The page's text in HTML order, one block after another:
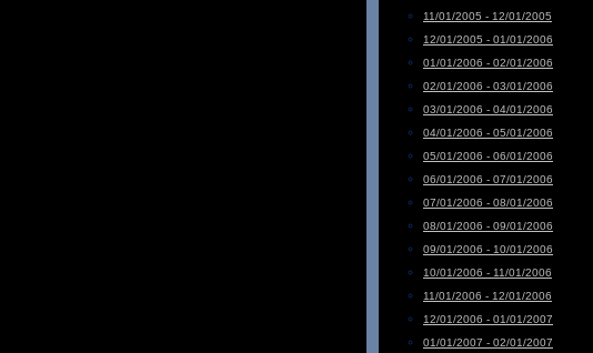
11/01/2005 - 12/01/2005
12/01/2005 - 01/01/2006
01/01/2006 - 02/01/2006
02/01/2006 - 03/01/2006
03/01/2006 - 04/01/2006
04/01/2006 - 05/01/2006
05/01/2006 - 06/01/2006
06/01/2006 - 07/01/2006
07/01/2006 - 08/01/2006
08/01/2006 - 09/01/2006
09/01/2006 - 10/01/2006
10/01/2006 - 11/01/2006
11/01/2006 - 12/01/2006
12/01/2006 - 01/01/2007
01/01/2007 - 02/01/2007